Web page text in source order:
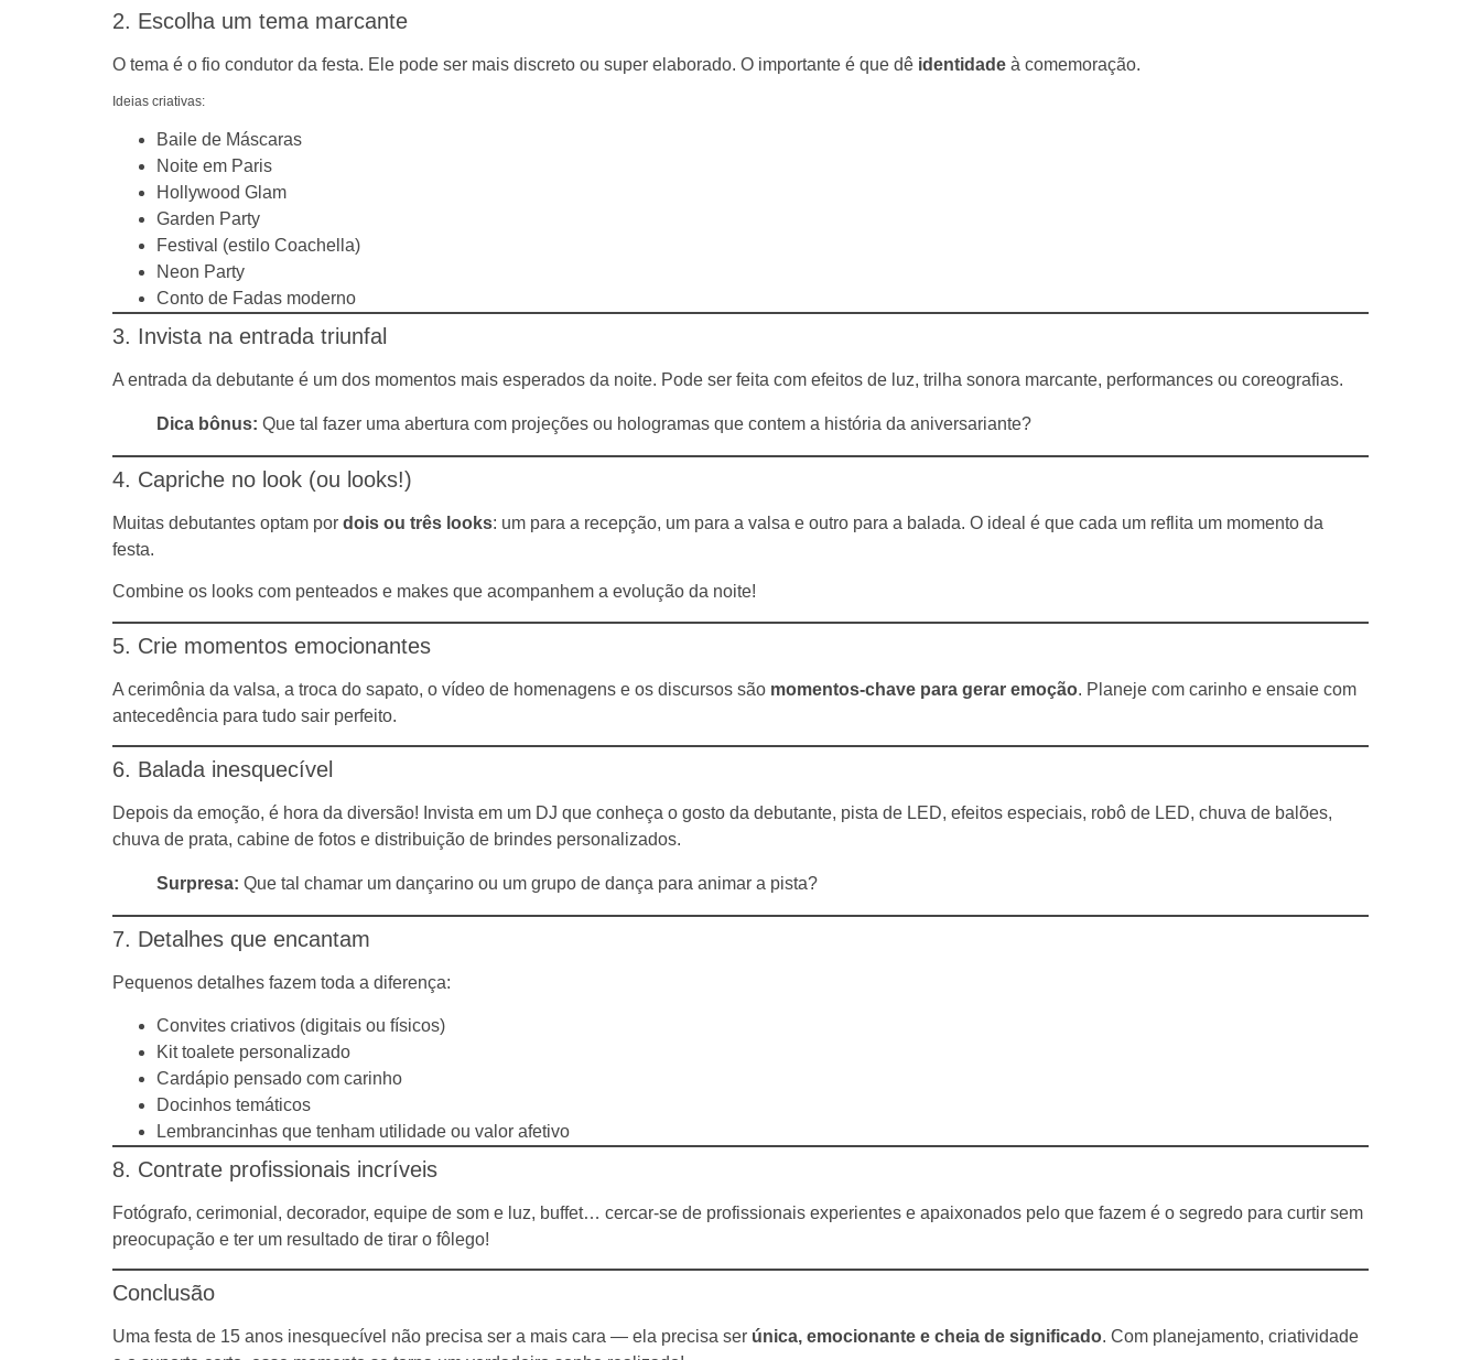
2. Escolha um tema marcante
O tema é o fio condutor da festa. Ele pode ser mais discreto ou super elaborado. O importante é que dê identidade à comemoração.
Ideias criativas:
Baile de Máscaras
Noite em Paris
Hollywood Glam
Garden Party
Festival (estilo Coachella)
Neon Party
Conto de Fadas moderno
3. Invista na entrada triunfal
A entrada da debutante é um dos momentos mais esperados da noite. Pode ser feita com efeitos de luz, trilha sonora marcante, performances ou coreografias.
Dica bônus: Que tal fazer uma abertura com projeções ou hologramas que contem a história da aniversariante?
4. Capriche no look (ou looks!)
Muitas debutantes optam por dois ou três looks: um para a recepção, um para a valsa e outro para a balada. O ideal é que cada um reflita um momento da
festa.
Combine os looks com penteados e makes que acompanhem a evolução da noite!
5. Crie momentos emocionantes
A cerimônia da valsa, a troca do sapato, o vídeo de homenagens e os discursos são momentos-chave para gerar emoção. Planeje com carinho e ensaie com
antecedência para tudo sair perfeito.
6. Balada inesquecível
Depois da emoção, é hora da diversão! Invista em um DJ que conheça o gosto da debutante, pista de LED, efeitos especiais, robô de LED, chuva de balões,
chuva de prata, cabine de fotos e distribuição de brindes personalizados.
Surpresa: Que tal chamar um dançarino ou um grupo de dança para animar a pista?
7. Detalhes que encantam
Pequenos detalhes fazem toda a diferença:
Convites criativos (digitais ou físicos)
Kit toalete personalizado
Cardápio pensado com carinho
Docinhos temáticos
Lembrancinhas que tenham utilidade ou valor afetivo
8. Contrate profissionais incríveis
Fotógrafo, cerimonial, decorador, equipe de som e luz, buffet… cercar-se de profissionais experientes e apaixonados pelo que fazem é o segredo para curtir sem
preocupação e ter um resultado de tirar o fôlego!
Conclusão
Uma festa de 15 anos inesquecível não precisa ser a mais cara — ela precisa ser única, emocionante e cheia de significado. Com planejamento, criatividade